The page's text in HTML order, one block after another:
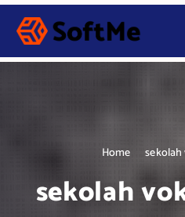
S
p
Home
sekolah